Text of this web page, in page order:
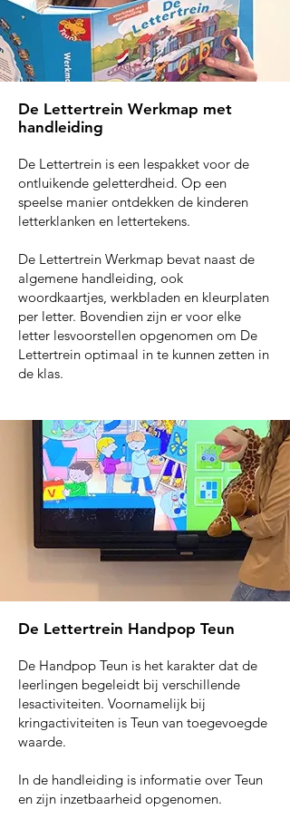
De Lettertrein Werkmap met
handleiding
De Lettertrein is een lespakket voor de
ontluikende geletterdheid. Op een
speelse manier ontdekken de kinderen
letterklanken en lettertekens.
De Lettertrein Werkmap bevat naast de
algemene handleiding, ook
woordkaartjes, werkbladen en kleurplaten
per letter. Bovendien zijn er voor elke
letter lesvoorstellen opgenomen om De
Lettertrein optimaal in te kunnen zetten in
de klas.
De Lettertrein Handpop Teun
De Handpop Teun is het karakter dat de
leerlingen begeleidt bij verschillende
lesactiviteiten. Voornamelijk bij
kringactiviteiten is Teun van toegevoegde
waarde.
In de handleiding is informatie over Teun
en zijn inzetbaarheid opgenomen.